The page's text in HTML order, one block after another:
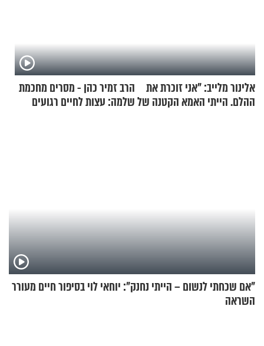
אלינור מלייב: "אני זוכרת את
ההלם. הייתי האמא הקטנה של
הרב זמיר כהן - מסרים מחכמת
שלמה: עצות לחיים רגועים
"אם שכחתי לנשום – הייתי נחנק": יוחאי לוי בסיפור חיים מעורר
השראה